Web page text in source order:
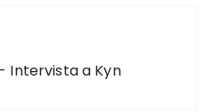
Intervista a Kyn